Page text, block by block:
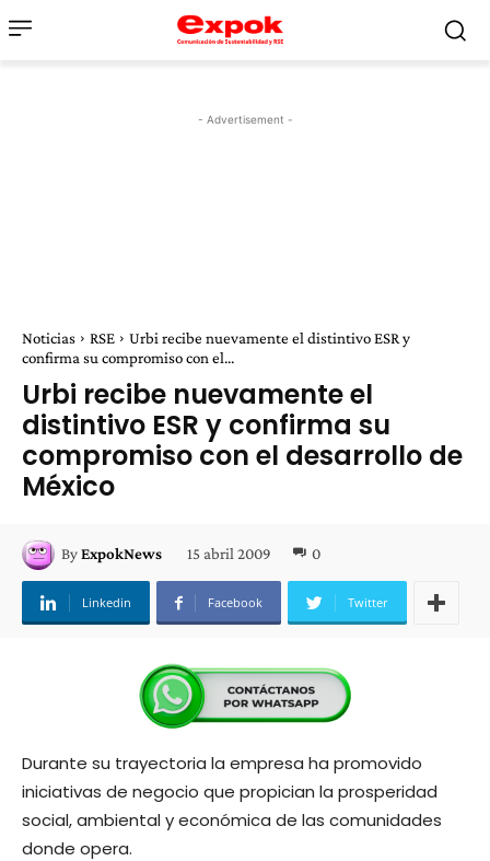
- Advertisement -
Noticias RSE
Urbi recibe nuevamente el distintivo ESR y
confirma su compromiso con el...
Urbi recibe nuevamente el
distintivo ESR y confirma su
compromiso con el desarrollo de
México
ByExpokNews 15 abril 2009 0
Linkedin Facebook Twitter
Durante su trayectoria la empresa ha promovido
iniciativas de negocio que propician la prosperidad
social, ambiental y económica de las comunidades
donde opera.